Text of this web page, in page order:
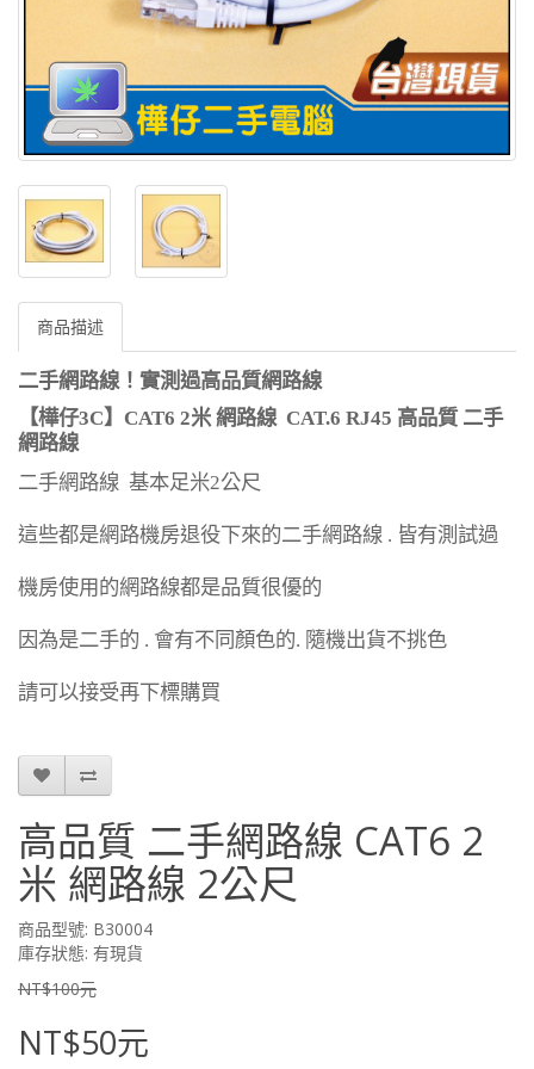
商品描述
二手網路線！實測過高品質網路線
【樺仔3C】 CAT6 2米 網路線 CAT.6 RJ45 高品質 二手
網路線
二手網路線 基本足米2公尺
這些都是網路機房退役下來的二手網路線 . 皆有測試過
機房使用的網路線都是品質很優的
因為是二手的 . 會有不同顏色的. 隨機出貨不挑色
請可以接受再下標購買
高品質 二手網路線 CAT6 2
米 網路線 2公尺
商品型號: B30004
庫存狀態: 有現貨
NT$100元
NT$50元